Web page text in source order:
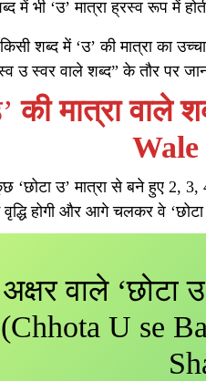
में भी ‘उ’ मात्रा ह्रस्व रूप में
शब्द में ‘उ’ की मात्रा का
उ स्वर वाले शब्द” के तौर पर
की मात्रा वाले
उ’ मात्रा से बने हुए 2, 3,
वृद्धि होगी और आगे चलकर वे
वाले ‘छोटा
(Chhota U se